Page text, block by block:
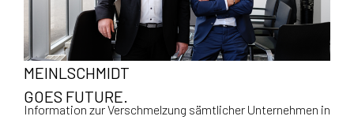
MEINLSCHMIDT
GOES FUTURE.
Information zur Verschmelzung sämtlicher Unternehmen in